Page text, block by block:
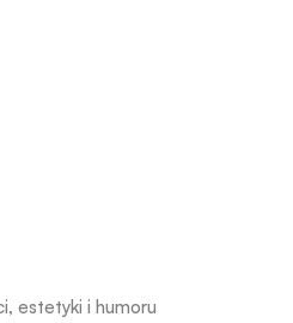
estetyki i humoru